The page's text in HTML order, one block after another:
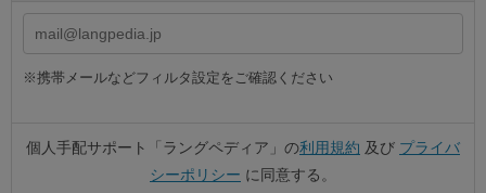
携帯メールなどフィルタ設定をご確認ください
個人手配サポート「ラングペディア」の利用規約 及び プライバ
シーポリシー に同意する。